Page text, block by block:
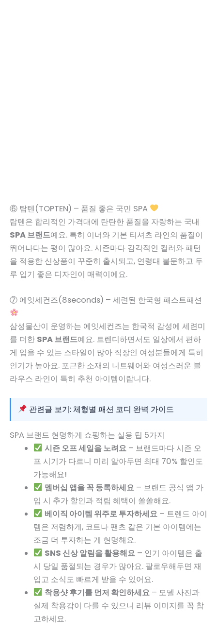
⑥ 탑텐(TOPTEN) – 품질 좋은 국민 SPA
탑텐은 합리적인 가격대에 탄탄한 품질을 자랑하는 국내
SPA 브랜드예요. 특히 이너와 기본 티셔츠 라인의 품질이
뛰어나다는 평이 많아요. 시즌마다 감각적인 컬러와 패턴
을 적용한 신상품이 꾸준히 출시되고, 연령대 불문하고 두
루 입기 좋은 디자인이 매력이에요.
⑦ 에잇세컨즈(8seconds) – 세련된 한국형 패스트패션
삼성물산이 운영하는 에잇세컨즈는 한국적 감성에 세련미
를 더한 SPA 브랜드예요. 트렌디하면서도 일상에서 편하
게 입을 수 있는 스타일이 많아 직장인 여성분들에게 특히
인기가 높아요. 포근한 소재의 니트웨어와 여성스러운 블
라우스 라인이 특히 추천 아이템이랍니다.
관련글 보기: 체형별 패션 코디 완벽 가이드
SPA 브랜드 현명하게 쇼핑하는 실용 팁 5가지
시즌 오프 세일을 노려요– 브랜드마다 시즌 오
프 시기가 다르니 미리 알아두면 최대 70% 할인도
가능해요!
멤버십 앱을 꼭 등록하세요– 브랜드 공식 앱 가
입 시 추가 할인과 적립 혜택이 쏠쏠해요.
베이직 아이템 위주로 투자하세요– 트렌드 아이
템은 저렴하게, 코트나 팬츠 같은 기본 아이템에는
조금 더 투자하는 게 현명해요.
SNS 신상 알림을 활용해요– 인기 아이템은 출
시 당일 품절되는 경우가 많아요. 팔로우해두면 재
입고 소식도 빠르게 받을 수 있어요.
착용샷 후기를 먼저 확인하세요– 모델 사진과
실제 착용감이 다를 수 있으니 리뷰 이미지를 꼭 참
고하세요.